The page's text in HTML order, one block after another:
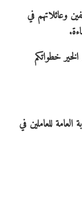
وعائلاتهم في
خطواتكم
العامة للعاملين في